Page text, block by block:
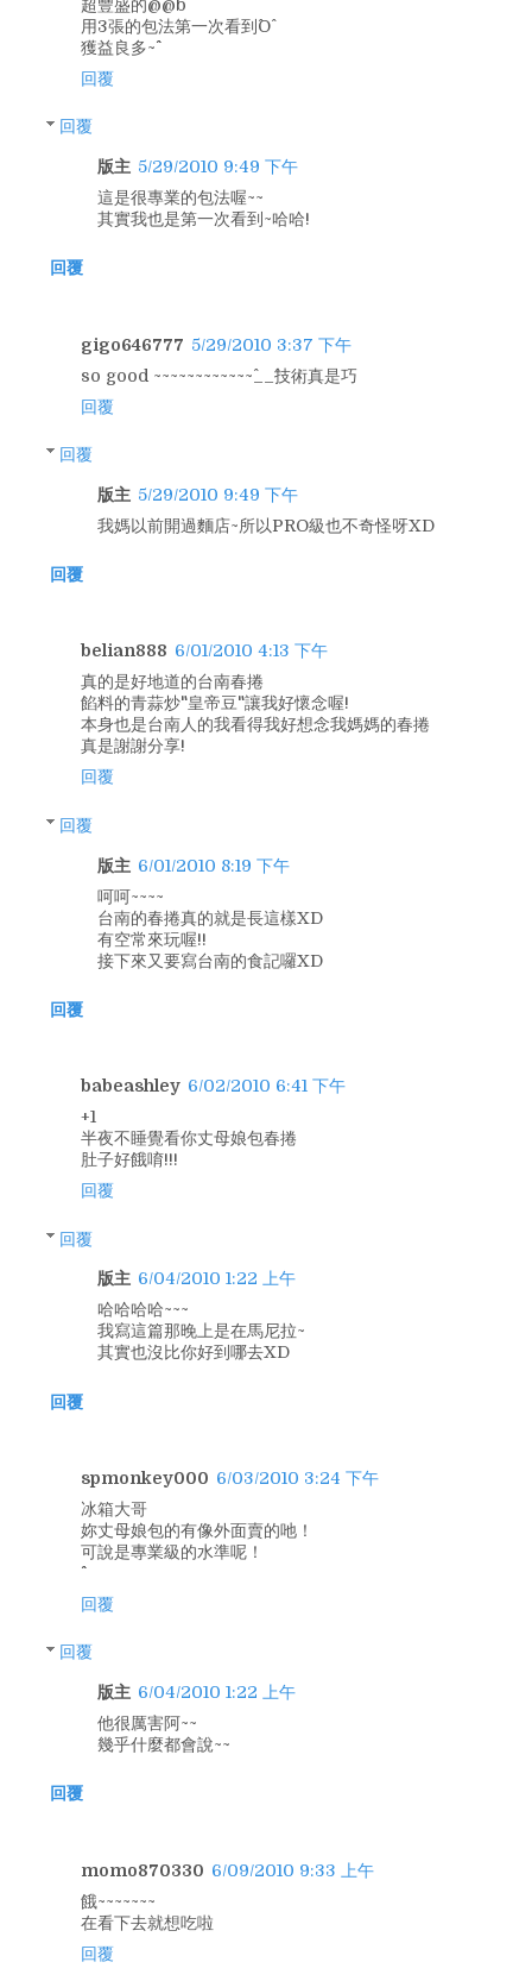
超豐盛的@@b
用3張的包法第一次看到^O^
獲益良多~^^
回覆
回覆
版主 5/29/2010 9:49 下午
這是很專業的包法喔~~
其實我也是第一次看到~哈哈!
回覆
gigo646777 5/29/2010 3:37 下午
so good ~~~~~~~~~~~~^__^技術真是巧
回覆
回覆
版主 5/29/2010 9:49 下午
我媽以前開過麵店~所以PRO級也不奇怪呀XD
回覆
belian888 6/01/2010 4:13 下午
真的是好地道的台南春捲
餡料的青蒜炒"皇帝豆"讓我好懷念喔!
本身也是台南人的我看得我好想念我媽媽的春捲
真是謝謝分享!
回覆
回覆
版主 6/01/2010 8:19 下午
呵呵~~~~
台南的春捲真的就是長這樣XD
有空常來玩喔!!
接下來又要寫台南的食記囉XD
回覆
babeashley 6/02/2010 6:41 下午
+1
半夜不睡覺看你丈母娘包春捲
肚子好餓唷!!!
回覆
回覆
版主 6/04/2010 1:22 上午
哈哈哈哈~~~
我寫這篇那晚上是在馬尼拉~
其實也沒比你好到哪去XD
回覆
spmonkey000 6/03/2010 3:24 下午
冰箱大哥
妳丈母娘包的有像外面賣的吔！
可說是專業級的水準呢！
回覆
回覆
版主 6/04/2010 1:22 上午
他很厲害阿~~
幾乎什麼都會說~~
回覆
momo870330 6/09/2010 9:33 上午
餓~~~~~~~
在看下去就想吃啦
回覆